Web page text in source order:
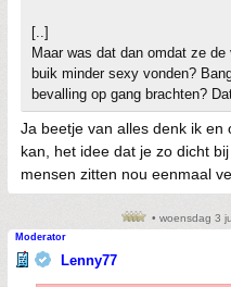
[..]
Maar was dat dan omdat ze
buik minder sexy vonden?
bevalling op gang brachten?
Ja beetje van alles denk ik
kan, het idee dat je zo dicht
mensen zitten nou eenmaal
• woensdag 3
Moderator
Lenny77